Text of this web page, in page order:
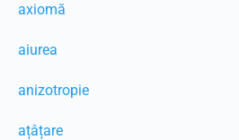
axiomă
aiurea
anizotropie
ațâțare